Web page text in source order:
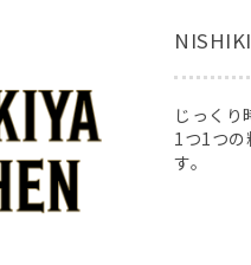
じっくり
1つ1つの
す。